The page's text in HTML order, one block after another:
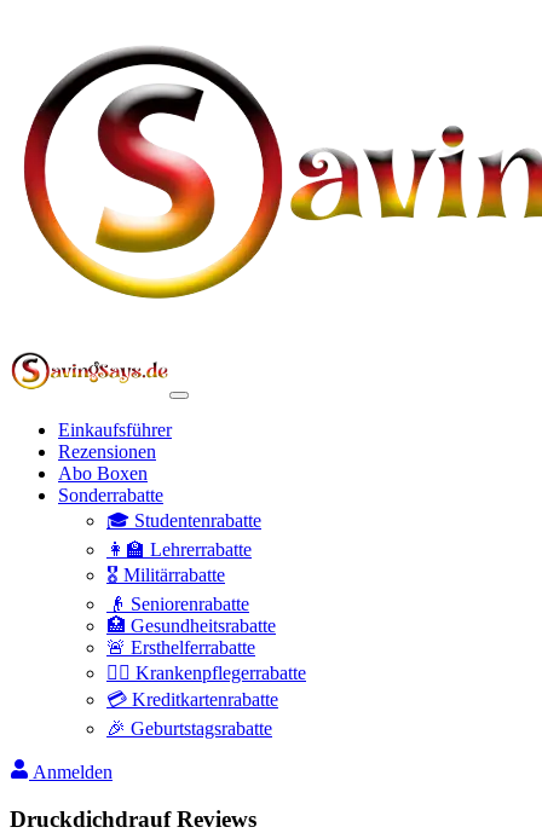
Einkaufsführer
Rezensionen
Abo Boxen
Sonderrabatte
🎓 Studentenrabatte
👩‍🏫 Lehrerrabatte
🎖️ Militärrabatte
👴 Seniorenrabatte
🏥 Gesundheitsrabatte
🚨 Ersthelferrabatte
👩‍⚕️ Krankenpflegerrabatte
💳 Kreditkartenrabatte
🎉 Geburtstagsrabatte
Anmelden
DruckdichdraufReviews